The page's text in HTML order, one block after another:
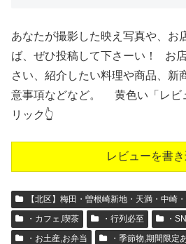
あなたが撮影した映え写真や、お
ば、ぜひ投稿して下さーい！ お
さい、紹介したい料理や商品、新
意事項などなど。 黄色い「レビ
リック👆
レビューを書
【北区】梅田・曽根崎新地・天満・中崎
・カフェ,喫茶
・行列必至
・
・お土産,お弁当
・季節物,期間限定